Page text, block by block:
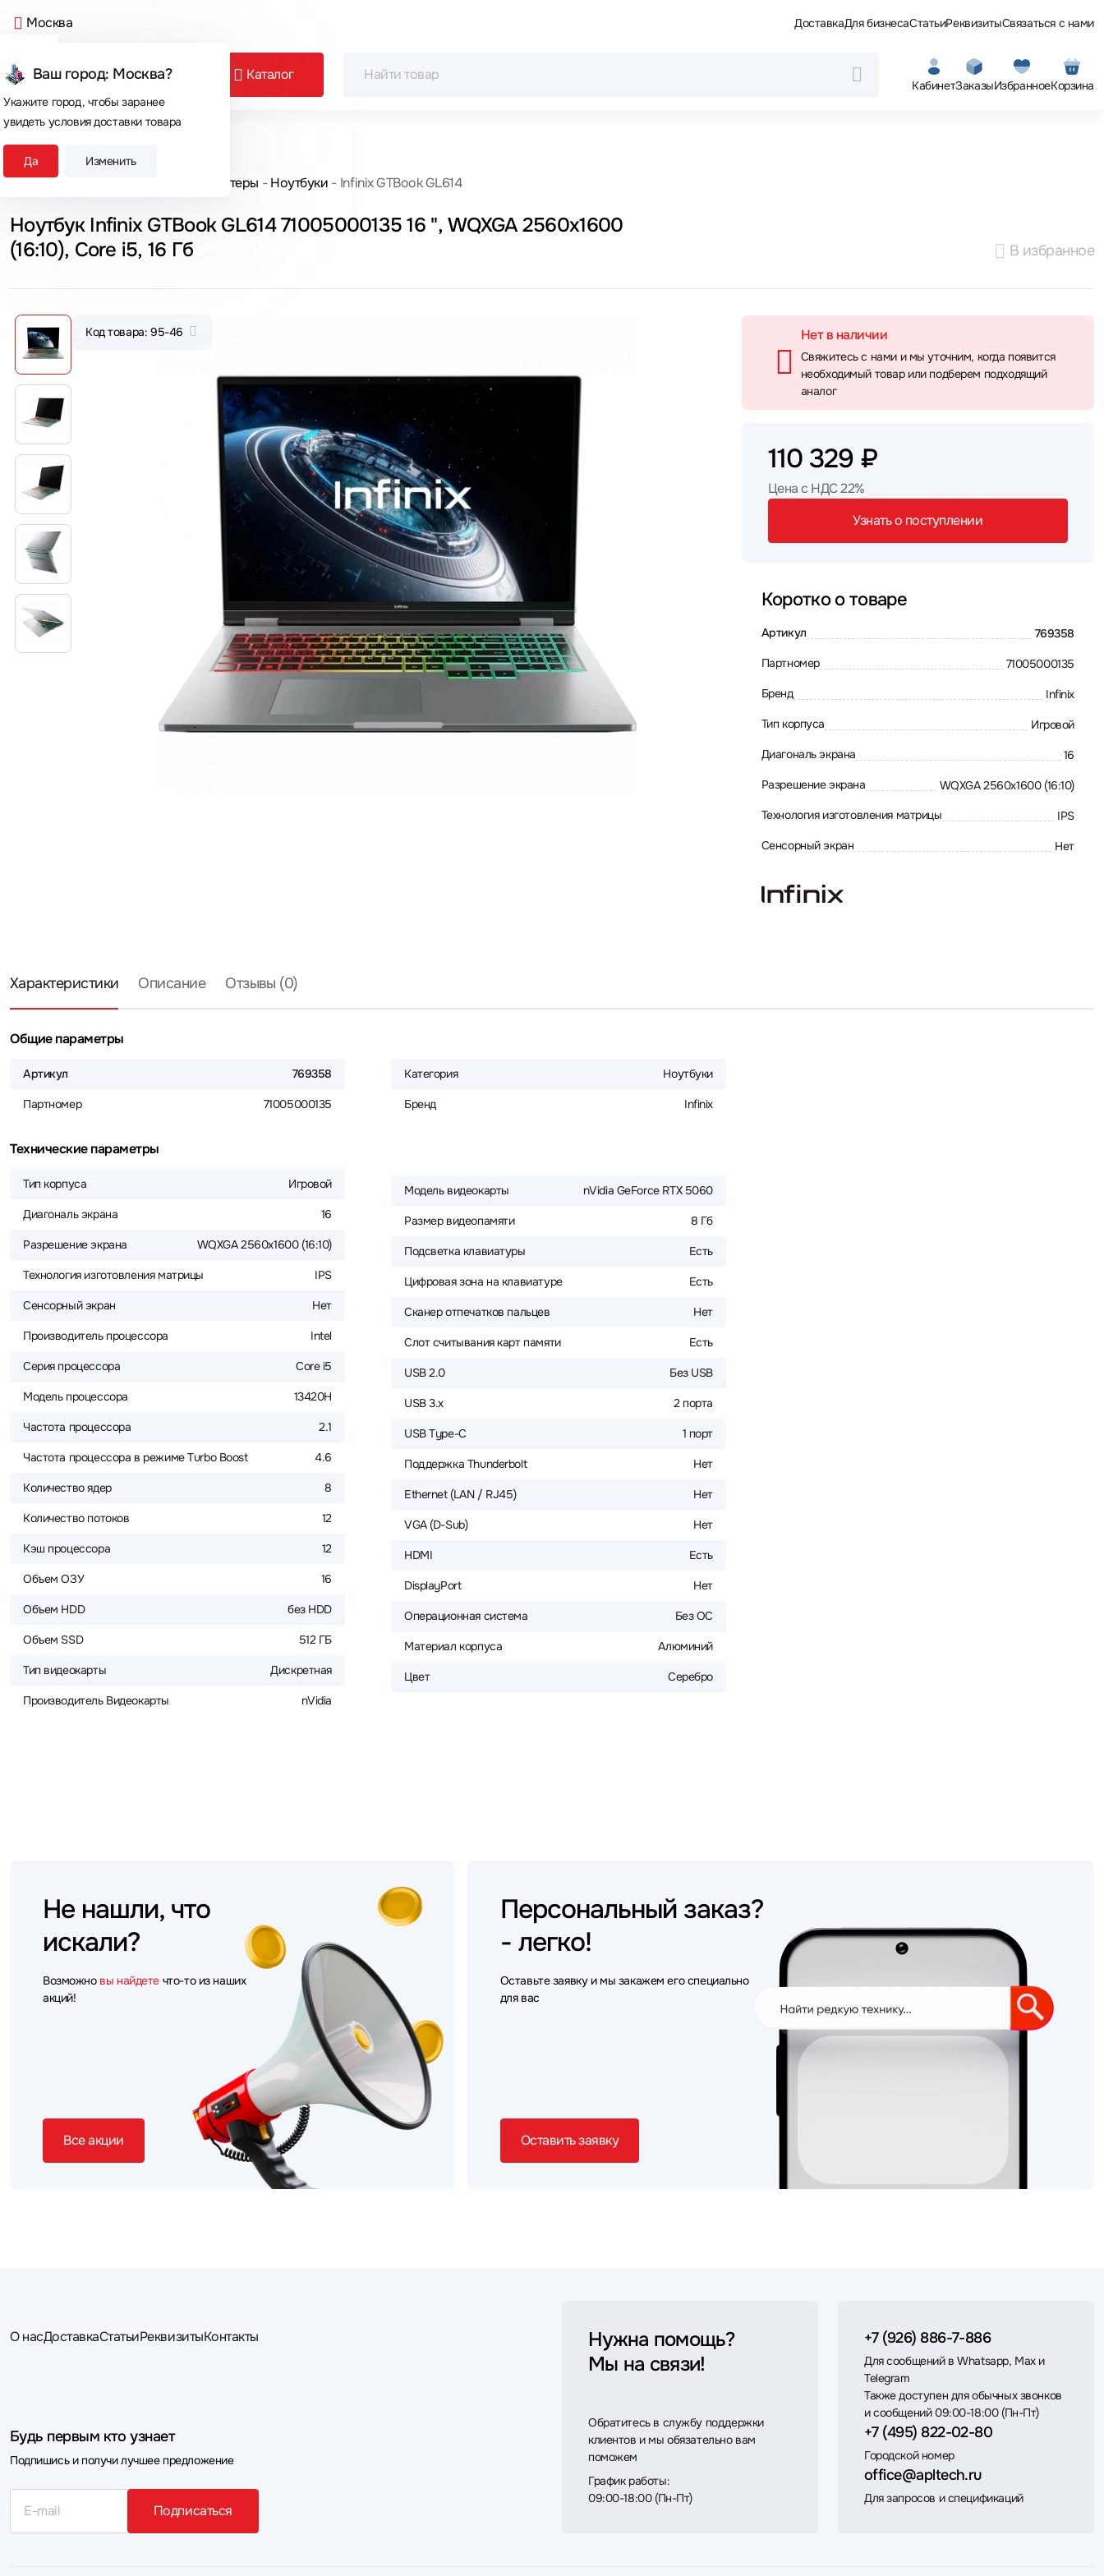
Москва
Ваш город: Москва?
Укажите город, чтобы заранее
увидеть условия доставки товара
Да Изменить
ДоставкаДля бизнесаСтатьиРеквизитыСвязаться с нами
Каталог
КабинетЗаказыИзбранноеКорзина
Сегодня покупают
Главная Компьютеры Ноутбуки Infinix GTBook GL614
Ноутбук Infinix GTBook GL614 71005000135 16 ", WQXGA 2560x1600
(16:10), Core i5, 16 Гб
В избранное
Код товара: 95-46 Нет в наличии
Свяжитесь с нами и мы уточним, когда появится
необходимый товар или подберем подходящий
аналог
110 329 ₽
Цена с НДС 22%
Узнать о поступлении
Коротко о товаре
Артикул 769358
Партномер 71005000135
Бренд Infinix
Тип корпуса Игровой
Диагональ экрана 16
Разрешение экрана WQXGA 2560x1600 (16:10)
Технология изготовления матрицы IPS
Сенсорный экран Нет
Характеристики Описание Отзывы (0)
Общие параметры
Артикул 769358
Партномер 71005000135
Категория Ноутбуки
Бренд Infinix
Технические параметры
Тип корпуса Игровой
Диагональ экрана 16
Разрешение экрана WQXGA 2560x1600 (16:10)
Технология изготовления матрицы IPS
Сенсорный экран Нет
Производитель процессора Intel
Серия процессора Core i5
Модель процессора 13420H
Частота процессора 2.1
Частота процессора в режиме Turbo Boost 4.6
Количество ядер 8
Количество потоков 12
Кэш процессора 12
Объем ОЗУ 16
Объем HDD без HDD
Объем SSD 512 ГБ
Тип видеокарты Дискретная
Производитель Видеокарты nVidia
Модель видеокарты nVidia GeForce RTX 5060
Размер видеопамяти 8 Гб
Подсветка клавиатуры Есть
Цифровая зона на клавиатуре Есть
Сканер отпечатков пальцев Нет
Слот считывания карт памяти Есть
USB 2.0 Без USB
USB 3.x 2 порта
USB Type-C 1 порт
Поддержка Thunderbolt Нет
Ethernet (LAN / RJ45) Нет
VGA (D-Sub) Нет
HDMI Есть
DisplayPort Нет
Операционная система Без ОС
Материал корпуса Алюминий
Цвет Серебро
Не нашли, что
искали?
Возможно вы найдете что-то из наших
акций!
Все акции
Персональный заказ?
- легко!
Оставьте заявку и мы закажем его специально
для вас
Оставить заявку
О насДоставкаСтатьиРеквизитыКонтакты
Будь первым кто узнает
Подпишись и получи лучшее предложение
Подписаться
Нужна помощь?
Мы на связи!
Обратитесь в службу поддержки
клиентов и мы обязательно вам
поможем
График работы:
09:00-18:00 (Пн-Пт)
+7 (926) 886-7-886
Для сообщений в Whatsapp, Max и
Telegram
Также доступен для обычных звонков
и сообщений 09:00-18:00 (Пн-Пт)
+7 (495) 822-02-80
Городской номер
office@apltech.ru
Для запросов и спецификаций